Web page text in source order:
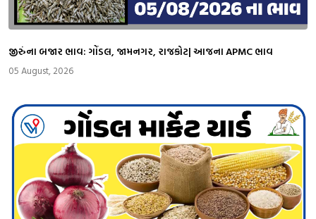
જીરુંના બજાર ભાવ: ગોંડલ, જામનગર, રાજકોટ| આજના APMC ભાવ
05 August, 2026